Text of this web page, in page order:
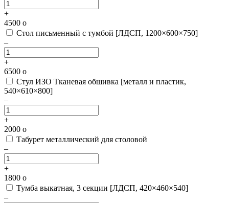
+
4500 o
Стол письменный с тумбой [ЛДСП, 1200×600×750]
–
+
6500 o
Стул ИЗО Тканевая обшивка [металл и пластик,
540×610×800]
–
+
2000 o
Табурет металлический для столовой
–
+
1800 o
Тумба выкатная, 3 секции [ЛДСП, 420×460×540]
–